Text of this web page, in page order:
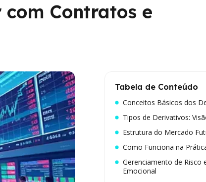
Contratos e
Tabela de Conteúdo
Conceitos Básicos dos
Tipos de Derivativos:
Estrutura do Mercado
Como Funciona na
Gerenciamento de Risco
Emocional